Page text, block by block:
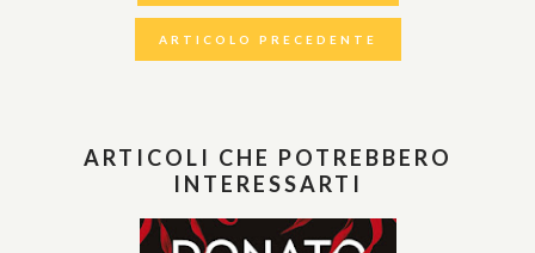
ARTICOLO PRECEDENTE
ARTICOLI CHE POTREBBERO
INTERESSARTI